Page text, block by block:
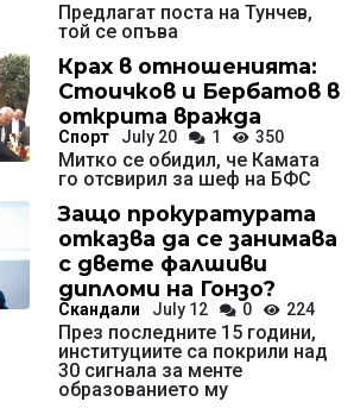
Предлагат поста на Тунчев,
той се опъва
Крах в отношенията:
Стоичков и Бербатов в
открита вражда
Спорт July 20 1 350
Митко се обидил, че Камата
го отсвирил за шеф на БФС
Защо прокуратурата
отказва да се занимава
с двете фалшиви
дипломи на Гонзо?
Скандали July 12 0 224
През последните 15 години,
институциите са покрили над
30 сигнала за менте
образованието му